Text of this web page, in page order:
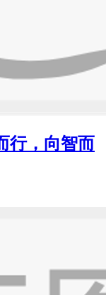
行，向智而